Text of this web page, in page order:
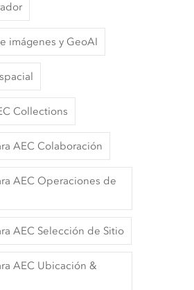
imágenes y GeoAI
Collections
AEC Colaboración
AEC Operaciones de
AEC Selección de Sitio
AEC Ubicación &